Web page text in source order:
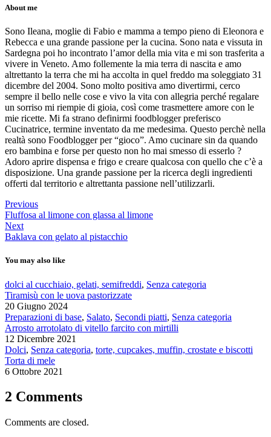
About me
Sono Ileana, moglie di Fabio e mamma a tempo pieno di Eleonora e
Rebecca e una grande passione per la cucina. Sono nata e vissuta in
Sardegna poi ho incontrato l’amor della mia vita e mi son trasferita a
vivere in Veneto. Amo follemente la mia terra di nascita e amo
altrettanto la terra che mi ha accolta in quel freddo ma soleggiato 31
dicembre del 2004. Sono molto positiva amo divertirmi, cerco
sempre il bello nelle cose e vivo la vita con allegria perché regalare
un sorriso mi riempie di gioia, così come trasmettere amore con le
mie ricette. Mi fa strano definirmi foodblogger preferisco
Cucinatrice, termine inventato da me medesima. Questo perchè nella
realtà sono Foodblogger per “gioco”. Amo cucinare sin da quando
ero bambina e forse per questo non ho mai smesso di esserlo ?
Adoro aprire dispensa e frigo e creare qualcosa con quello che c’è a
disposizione. Una grande passione per la ricerca degli ingredienti
offerti dal territorio e altrettanta passione nell’utilizzarli.
Previous
Fluffosa al limone con glassa al limone
Next
Baklava con gelato al pistacchio
You may also like
dolci al cucchiaio, gelati, semifreddi, Senza categoria
Tiramisù con le uova pastorizzate
20 Giugno 2024
Preparazioni di base, Salato, Secondi piatti, Senza categoria
Arrosto arrotolato di vitello farcito con mirtilli
12 Dicembre 2021
Dolci, Senza categoria, torte, cupcakes, muffin, crostate e biscotti
Torta di mele
6 Ottobre 2021
2 Comments
Comments are closed.